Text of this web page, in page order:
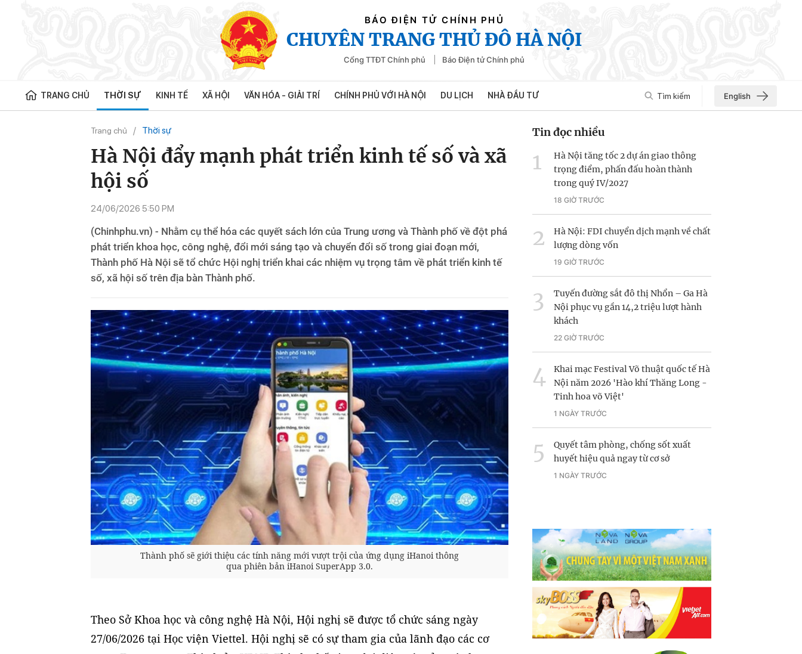
BÁO ĐIỆN TỬ CHÍNH PHỦ
CHUYÊN TRANG THỦ ĐÔ HÀ NỘI
Cổng TTĐT Chính phủ Báo Điện tử Chính phủ
TRANG CHỦ THỜI SỰ KINH TẾ XÃ HỘI VĂN HÓA - GIẢI TRÍ CHÍNH PHỦ VỚI HÀ NỘI DU LỊCH NHÀ ĐẦU TƯ Tìm kiếm English
Trang chủ Thời sự
Hà Nội đẩy mạnh phát triển kinh tế số và xã
hội số
24/06/2026 5:50 PM
(Chinhphu.vn) - Nhằm cụ thể hóa các quyết sách lớn của Trung ương và Thành phố về đột phá
phát triển khoa học, công nghệ, đổi mới sáng tạo và chuyển đổi số trong giai đoạn mới,
Thành phố Hà Nội sẽ tổ chức Hội nghị triển khai các nhiệm vụ trọng tâm về phát triển kinh tế
số, xã hội số trên địa bàn Thành phố.
Thành phố sẽ giới thiệu các tính năng mới vượt trội của ứng dụng iHanoi thông
qua phiên bản iHanoi SuperApp 3.0.
Theo Sở Khoa học và công nghệ Hà Nội, Hội nghị sẽ được tổ chức sáng ngày
27/06/2026 tại Học viện Viettel. Hội nghị sẽ có sự tham gia của lãnh đạo các cơ
Tin đọc nhiều
Hà Nội tăng tốc 2 dự án giao thông
trọng điểm, phấn đấu hoàn thành
trong quý IV/2027
18 GIỜ TRƯỚC
Hà Nội: FDI chuyển dịch mạnh về chất
lượng dòng vốn
19 GIỜ TRƯỚC
Tuyến đường sắt đô thị Nhổn – Ga Hà
Nội phục vụ gần 14,2 triệu lượt hành
khách
22 GIỜ TRƯỚC
Khai mạc Festival Võ thuật quốc tế Hà
Nội năm 2026 'Hào khí Thăng Long -
Tinh hoa võ Việt'
1 NGÀY TRƯỚC
Quyết tâm phòng, chống sốt xuất
huyết hiệu quả ngay từ cơ sở
1 NGÀY TRƯỚC